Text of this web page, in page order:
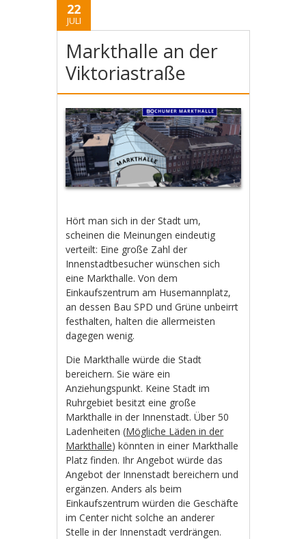
22
JULI
Markthalle an der
Viktoriastraße
Hört man sich in der Stadt um,
scheinen die Meinungen eindeutig
verteilt: Eine große Zahl der
Innenstadtbesucher wünschen sich
eine Markthalle. Von dem
Einkaufszentrum am Husemannplatz,
an dessen Bau SPD und Grüne unbeirrt
festhalten, halten die allermeisten
dagegen wenig.
Die Markthalle würde die Stadt
bereichern. Sie wäre ein
Anziehungspunkt. Keine Stadt im
Ruhrgebiet besitzt eine große
Markthalle in der Innenstadt. Über 50
Ladenheiten (Mögliche Läden in der
Markthalle) könnten in einer Markthalle
Platz finden. Ihr Angebot würde das
Angebot der Innenstadt bereichern und
ergänzen. Anders als beim
Einkaufszentrum würden die Geschäfte
im Center nicht solche an anderer
Stelle in der Innenstadt verdrängen.